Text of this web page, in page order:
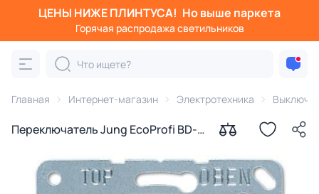
ЦЕНЫ НИЖЕ ПЛИНТУСА! Но выше паркета
Горячая распродажа светильников
Главная Интернет-магазин Электротехника
Переключатель Jung EcoProfi BD-